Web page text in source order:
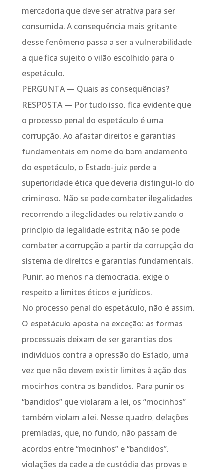
mercadoria que deve ser atrativa para ser
consumida. A consequência mais gritante
desse fenômeno passa a ser a vulnerabilidade
a que fica sujeito o vilão escolhido para o
espetáculo.
PERGUNTA — Quais as consequências?
RESPOSTA — Por tudo isso, fica evidente que
o processo penal do espetáculo é uma
corrupção. Ao afastar direitos e garantias
fundamentais em nome do bom andamento
do espetáculo, o Estado-juiz perde a
superioridade ética que deveria distingui-lo do
criminoso. Não se pode combater ilegalidades
recorrendo a ilegalidades ou relativizando o
princípio da legalidade estrita; não se pode
combater a corrupção a partir da corrupção do
sistema de direitos e garantias fundamentais.
Punir, ao menos na democracia, exige o
respeito a limites éticos e jurídicos.
No processo penal do espetáculo, não é assim.
O espetáculo aposta na exceção: as formas
processuais deixam de ser garantias dos
indivíduos contra a opressão do Estado, uma
vez que não devem existir limites à ação dos
mocinhos contra os bandidos. Para punir os
“bandidos” que violaram a lei, os “mocinhos”
também violam a lei. Nesse quadro, delações
premiadas, que, no fundo, não passam de
acordos entre “mocinhos” e “bandidos”,
violações da cadeia de custódia das provas e